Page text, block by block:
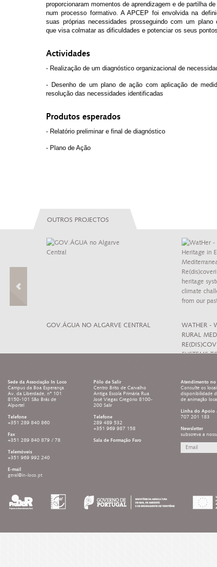
proporcionaram momentos de aprendizagem e de partilha
num processo formativo. A APCEP foi envolvida na
suas próprias necessidades prosseguindo com um plano
que visa colmatar as dificuldades e potenciar os seus
Actividades
- Realização de um diagnóstico organizacional de
- Desenho de um plano de ação com aplicação de
resolução das necessidades identificadas
Produtos esperados
- Relatório preliminar e final de diagnóstico
- Plano de Ação
OUTROS PROJECTOS
GOV.ÁGUA NO ALGARVE CENTRAL
WATHER -
RURAL
SYSTEMS
Sede da Associação In Loco
Campus da Boa Esperança
Av. da Liberdade, nº 101
8150-101 São Brás de
Alportel
Telefone
+351 289 840 860
Fax
+351 289 840 879 / 78
Telemóveis
+351 969 992 240
E-mail
geral@in-loco.pt
Pólo de Salir
Centro Brito de Carvalho
Antiga Escola Primária Rua
José Viegas Gregório 8100-
200 Salir
Telefone
289 489 532
+351 969 987 158
Sala de Formação Faro
Atendimento no
Consulte os
disponibilidade
de animação
Linha do Apoio
707 201 183
Newsletter
subscreva a